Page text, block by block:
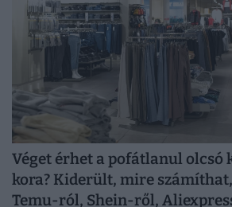
Véget érhet a pofátlanul olcsó
kora? Kiderült, mire
Temu-ról, Shein-ről,